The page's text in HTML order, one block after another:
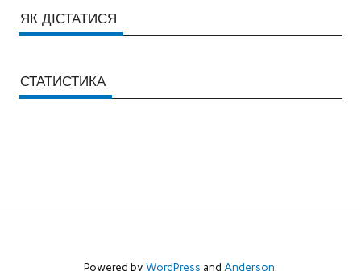
ЯК ДІСТАТИСЯ
СТАТИСТИКА
Powered by WordPress and Anderson